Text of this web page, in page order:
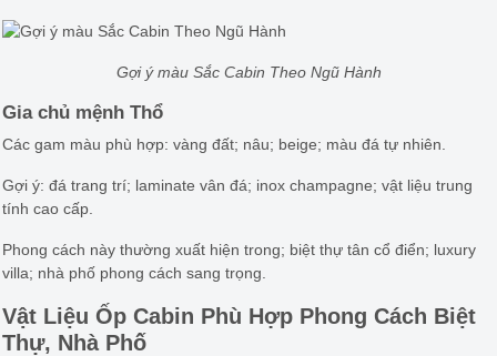
Gợi ý màu Sắc Cabin Theo Ngũ Hành
Gia chủ mệnh Thổ
Các gam màu phù hợp: vàng đất; nâu; beige; màu đá tự nhiên.
Gợi ý: đá trang trí; laminate vân đá; inox champagne; vật liệu trung
tính cao cấp.
Phong cách này thường xuất hiện trong; biệt thự tân cổ điển; luxury
villa; nhà phố phong cách sang trọng.
Vật Liệu Ốp Cabin Phù Hợp Phong Cách Biệt
Thự, Nhà Phố